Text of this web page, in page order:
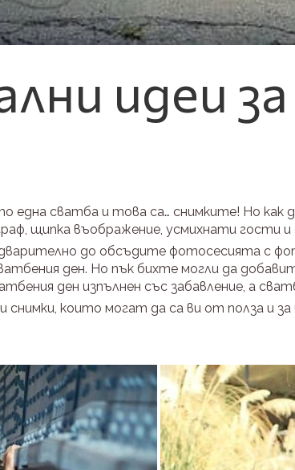
идеи
сватба и това са… снимките! Но как
щипка въображение, усмихнати гости
до обсъдите фотосесията с
ден. Но пък бихте могли да
ден изпълнен със забавление, а
снимки, които могат да са ви от полза и за